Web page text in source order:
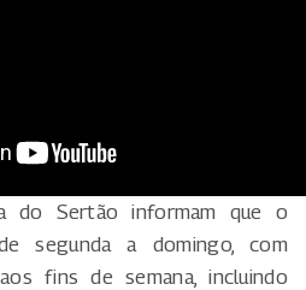
do Sertão informam que o
segunda a domingo, com
fins de semana, incluindo